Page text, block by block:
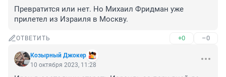
Превратится или нет. Но Михаил Фридман уже
прилетел из Израиля в Москву.
ОТВЕТИТЬ +0 –0
Козырный Джокер
10 октября 2023, 11:28